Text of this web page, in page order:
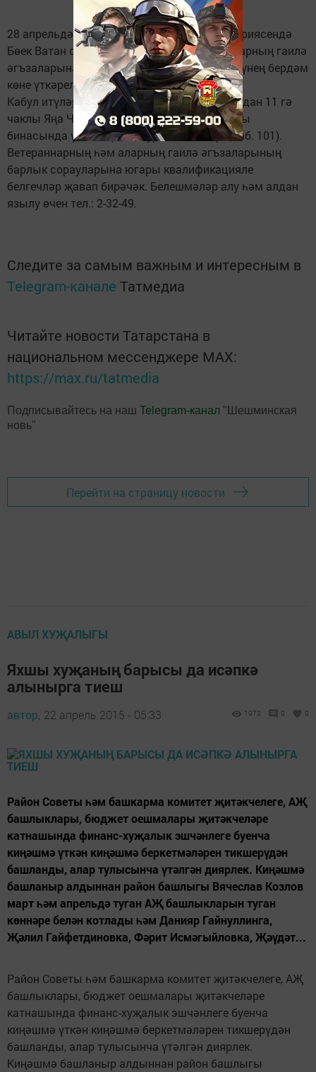
28 апрельдә Татарстанның барлык территориясендә
Бөек Ватан сугышы ветераннарына һәм аларның гаилә
әгъзаларына бушлай юридик ярдәм күрсәтүнең бердәм
көне үткәрелә.
Кабул итүләр 28 апрельдә иртәнге сәгать 9 дан 11 гә
чаклы Яңа Чишмә муниципаль район Советы
бинасында үтәчәк (Совет урамы, 80 йорт, каб. 101).
Ветераннарның һәм аларның гаилә әгъзаларының
барлык сорауларына югары квалификацияле
белгечләр җавап бирәчәк. Белешмәләр алу һәм алдан
язылу өчен тел.: 2-32-49.
Следите за самым важным и интересным в
Telegram-канале Татмедиа
Читайте новости Татарстана в
национальном мессенджере MАХ:
https://max.ru/tatmedia
Подписывайтесь на наш Telegram-канал "Шешминская
новь"
Перейти на страницу новости
АВЫЛ ХУҖАЛЫГЫ
Яхшы хуҗаның барысы да исәпкә
алынырга тиеш
автор, 22 апрель 2015 - 05:33 1073 0 0
Район Советы һәм башкарма комитет җитәкчелеге, АҖ
башлыклары, бюджет оешмалары җитәкчеләре
катнашында финанс-хуҗалык эшчәнлеге буенча
киңәшмә үткән киңәшмә беркетмәләрен тикшерүдән
башланды, алар тулысынча үтәлгән диярлек. Киңәшмә
башланыр алдыннан район башлыгы Вячеслав Козлов
март һәм апрельдә туган АҖ башлыкларын туган
көннәре белән котлады һәм Данияр Гайнуллинга,
Җәлил Гайфетдиновка, Фәрит Исмәгыйловка, Җәүдәт...
Район Советы һәм башкарма комитет җитәкчелеге, АҖ
башлыклары, бюджет оешмалары җитәкчеләре
катнашында финанс-хуҗалык эшчәнлеге буенча
киңәшмә үткән киңәшмә беркетмәләрен тикшерүдән
башланды, алар тулысынча үтәлгән диярлек.
Киңәшмә башланыр алдыннан район башлыгы